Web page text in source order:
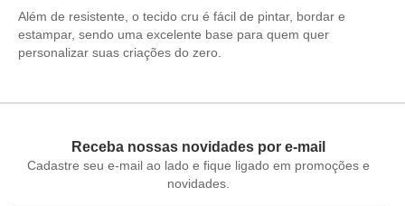
Além de resistente, o tecido cru é fácil de pintar, bordar e
estampar, sendo uma excelente base para quem quer
personalizar suas criações do zero.
Receba nossas novidades por e-mail
Cadastre seu e-mail ao lado e fique ligado em promoções e
novidades.